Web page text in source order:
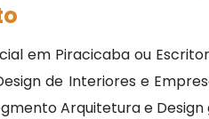
em Piracicaba ou
de Interiores e
Arquitetura e